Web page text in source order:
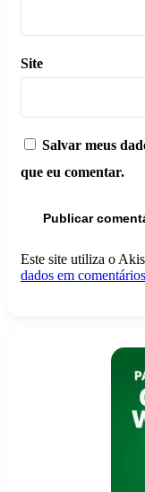
Site
Salvar meus
que eu comentar.
Este site utiliza o
dados em